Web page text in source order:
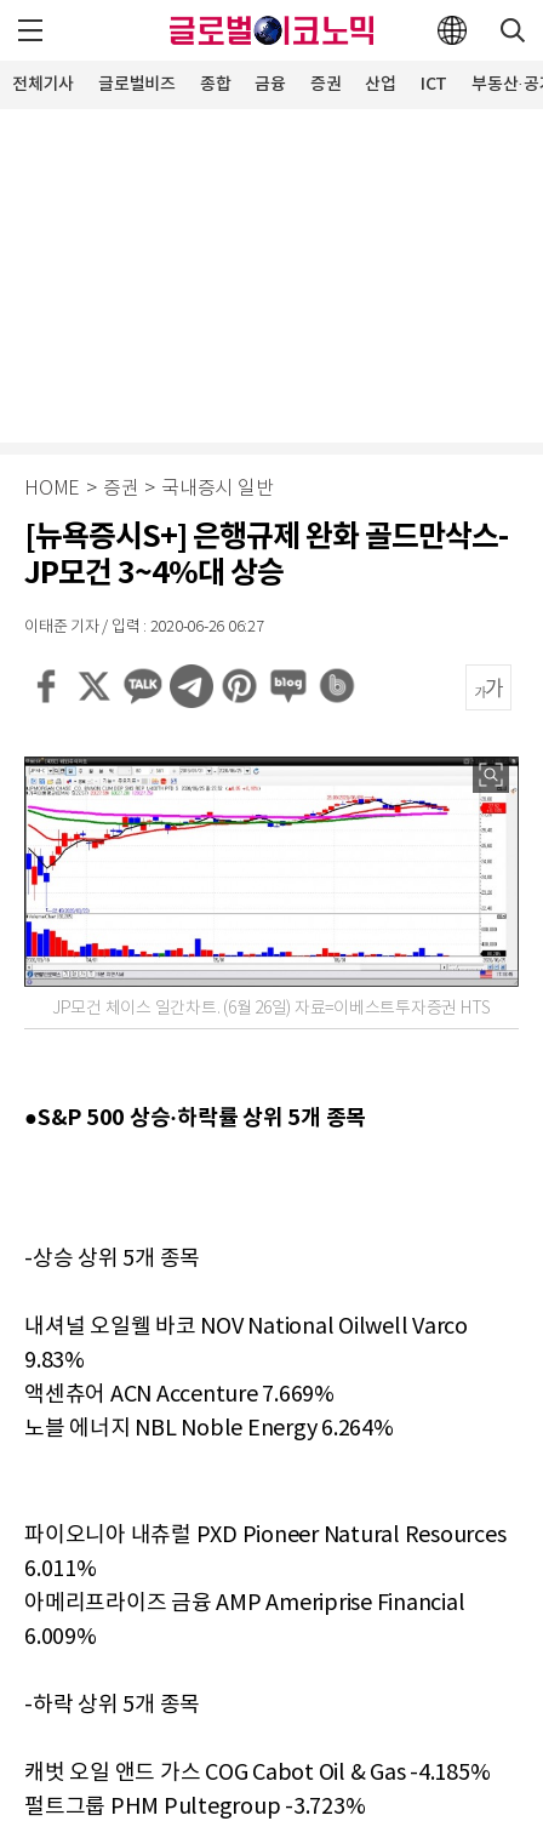
전체기사 글로벌비즈 종합 금융 증권 산업 ICT 부동산·
HOME > 증권 > 국내증시 일반
[뉴욕증시S+] 은행규제 완화 골드만삭스-
JP모건 3~4%대 상승
이태준 기자 / 입력 : 2020-06-26 06:27
JP모건 체이스 일간차트. (6월 26일) 자료=이베스트투자증권 HTS
●S&P 500 상승·하락률 상위 5개 종목
-상승 상위 5개 종목
내셔널 오일웰 바코 NOV National Oilwell Varco
9.83%
액센츄어 ACN Accenture 7.669%
노블 에너지 NBL Noble Energy 6.264%
파이오니아 내츄럴 PXD Pioneer Natural Resources
6.011%
아메리프라이즈 금융 AMP Ameriprise Financial
6.009%
-하락 상위 5개 종목
캐벗 오일 앤드 가스 COG Cabot Oil & Gas -4.185%
펄트그룹 PHM Pultegroup -3.723%